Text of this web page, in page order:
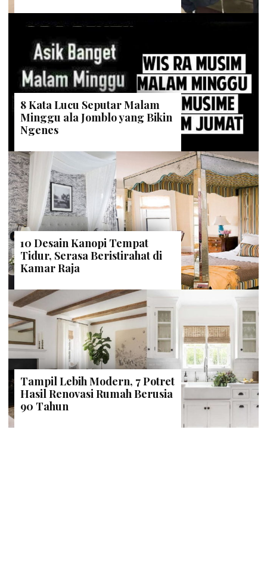
8 Kata Lucu Seputar Malam
Minggu ala Jomblo yang Bikin
Ngenes
10 Desain Kanopi Tempat
Tidur, Serasa Beristirahat di
Kamar Raja
Tampil Lebih Modern, 7 Potret
Hasil Renovasi Rumah Berusia
90 Tahun